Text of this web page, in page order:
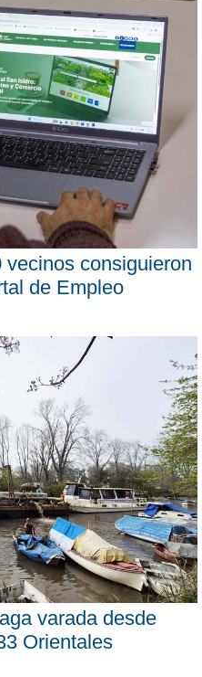
consiguieron
de Empleo
varada desde
Orientales